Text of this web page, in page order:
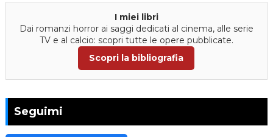
I miei libri
Dai romanzi horror ai saggi dedicati al cinema, alle serie
TV e al calcio: scopri tutte le opere pubblicate.
Scopri la bibliografia
Seguimi